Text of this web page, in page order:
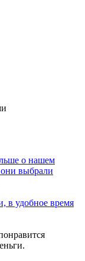
о нашем
выбрали
в удобное время